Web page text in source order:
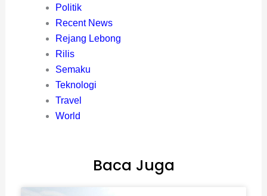
Politik
Recent News
Rejang Lebong
Rilis
Semaku
Teknologi
Travel
World
Baca Juga